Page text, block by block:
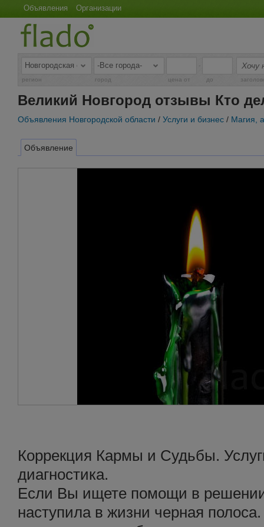
Объявления Организации
-
регион город цена от до
Великий Новгород отзывы Кто
Объявления Новгородской области / Услуги и бизнес / Магия,
Объявление
Коррекция Кармы и Судьбы.
диагностика.
Если Вы ищете помощи в
наступила в жизни черная